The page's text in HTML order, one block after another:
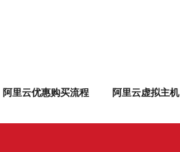
阿里云优惠购买流程 阿里云虚拟主机